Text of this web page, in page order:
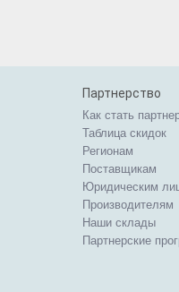
Партнерство
Как стать
Таблица скидок
Регионам
Поставщикам
Юридическим
Производителям
Наши склады
Партнерские